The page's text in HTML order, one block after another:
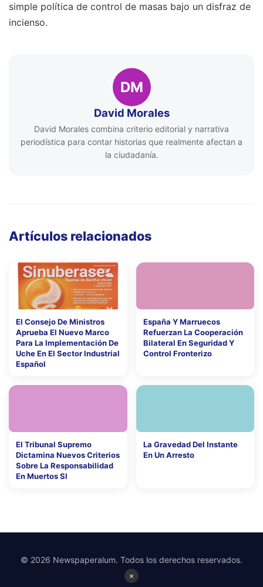
simple política de control de masas bajo un disfraz de
incienso.
DM
David Morales
David Morales combina criterio editorial y narrativa
periodística para contar historias que realmente afectan a
la ciudadanía.
Artículos relacionados
El Consejo De Ministros
Aprueba El Nuevo Marco
Para La Implementación De
Uche En El Sector Industrial
Español
España Y Marruecos
Refuerzan La Cooperación
Bilateral En Seguridad Y
Control Fronterizo
El Tribunal Supremo
Dictamina Nuevos Criterios
Sobre La Responsabilidad
En Muertos Sl
La Gravedad Del Instante
En Un Arresto
×
© 2026 Newspaperalum. Todos los derechos reservados.